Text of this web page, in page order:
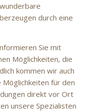
durch eine
Sie mit
Möglichkeiten, die
kommen wir auch
Möglichkeiten für den
direkt vor Ort
unsere Spezialisten